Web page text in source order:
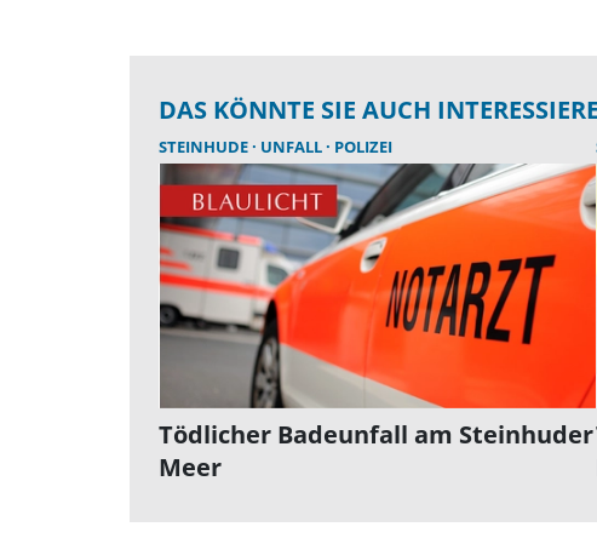
DAS KÖNNTE SIE AUCH
STEINHUDE UNFALL POLIZEI
Tödlicher Badeunfall am Steinhuder
Meer